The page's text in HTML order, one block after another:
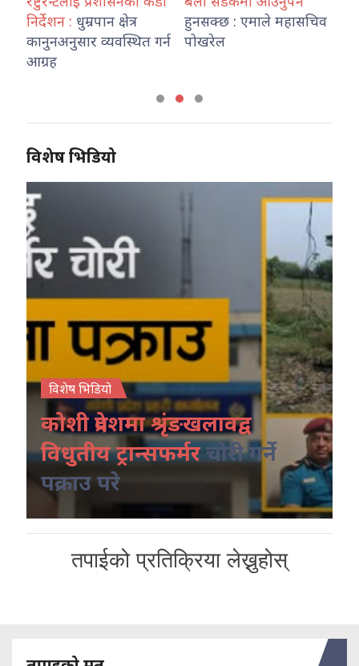
निर्देशन : धुम्रपान क्षेत्र
कानुनअनुसार व्यवस्थित गर्न
आग्रह
हुनसक्छ : एमाले महासचिव
पोखरेल
विशेष भिडियो
विशेष भिडियो
कोशी प्रदेशमा श्रृंङखलावद्व
विधुतीय ट्रान्सफर्मरचोरी गर्ने
पक्राउ परे
तपाईको प्रतिक्रिया लेख्नुहोस्